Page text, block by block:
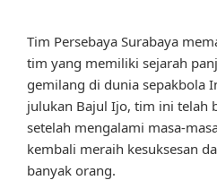
Tim Persebaya Surabaya
tim yang memiliki sejarah
gemilang di dunia sepakbola
julukan Bajul Ijo, tim ini telah
setelah mengalami masa-
kembali meraih kesuksesan
banyak orang.